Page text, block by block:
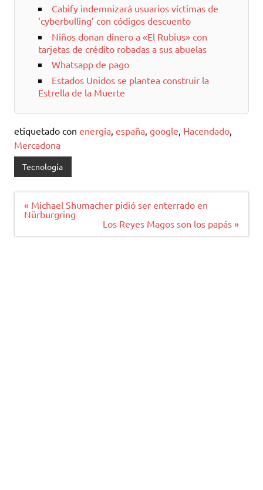
Cabify indemnizará usuarios víctimas de
‘cyberbulling’ con códigos descuento
Niños donan dinero a «El Rubius» con
tarjetas de crédito robadas a sus abuelas
Whatsapp de pago
Estados Unidos se plantea construir la
Estrella de la Muerte
etiquetado con energía españa google Hacendado
Mercadona
Tecnología
Navegación
de
entradas
« Michael Shumacher pidió ser enterrado en
Nürburgring
Los Reyes Magos son los papás »